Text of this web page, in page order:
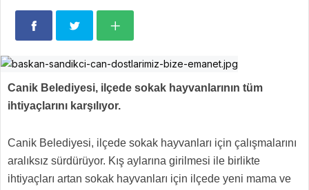
Canik Belediyesi, ilçede sokak hayvanlarının tüm
ihtiyaçlarını karşılıyor.
Canik Belediyesi, ilçede sokak hayvanları için çalışmalarını
aralıksız sürdürüyor. Kış aylarına girilmesi ile birlikte
ihtiyaçları artan sokak hayvanları için ilçede yeni mama ve